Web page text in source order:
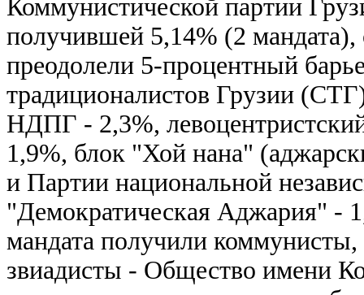
Коммунистической партии
получившей 5,14% (2
преодолели 5-процентный
традиционалистов Грузии
НДПГ - 2,3%,
1,9%, блок "Хой нана"
и Партии национальной
"Демократическая Аджария" -
мандата получили
звиадисты - Общество имени